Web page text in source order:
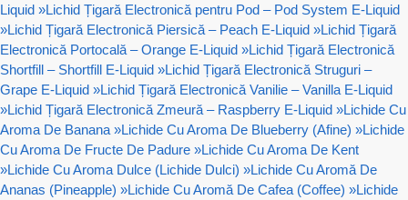
Liquid »Lichid Țigară Electronică pentru Pod – Pod System E-Liquid
»Lichid Țigară Electronică Piersică – Peach E-Liquid »Lichid Țigară
Electronică Portocală – Orange E-Liquid »Lichid Țigară Electronică
Shortfill – Shortfill E-Liquid »Lichid Țigară Electronică Struguri –
Grape E-Liquid »Lichid Țigară Electronică Vanilie – Vanilla E-Liquid
»Lichid Țigară Electronică Zmeură – Raspberry E-Liquid »Lichide Cu
Aroma De Banana »Lichide Cu Aroma De Blueberry (Afine) »Lichide
Cu Aroma De Fructe De Padure »Lichide Cu Aroma De Kent
»Lichide Cu Aroma Dulce (Lichide Dulci) »Lichide Cu Aromă De
Ananas (Pineapple) »Lichide Cu Aromă De Cafea (Coffee) »Lichide